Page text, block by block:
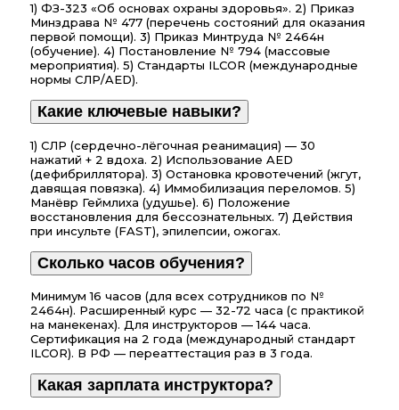
1) ФЗ-323 «Об основах охраны здоровья». 2) Приказ
Минздрава № 477 (перечень состояний для оказания
первой помощи). 3) Приказ Минтруда № 2464н
(обучение). 4) Постановление № 794 (массовые
мероприятия). 5) Стандарты ILCOR (международные
нормы СЛР/AED).
Какие ключевые навыки?
1) СЛР (сердечно-лёгочная реанимация) — 30
нажатий + 2 вдоха. 2) Использование AED
(дефибриллятора). 3) Остановка кровотечений (жгут,
давящая повязка). 4) Иммобилизация переломов. 5)
Манёвр Геймлиха (удушье). 6) Положение
восстановления для бессознательных. 7) Действия
при инсульте (FAST), эпилепсии, ожогах.
Сколько часов обучения?
Минимум 16 часов (для всех сотрудников по №
2464н). Расширенный курс — 32-72 часа (с практикой
на манекенах). Для инструкторов — 144 часа.
Сертификация на 2 года (международный стандарт
ILCOR). В РФ — переаттестация раз в 3 года.
Какая зарплата инструктора?